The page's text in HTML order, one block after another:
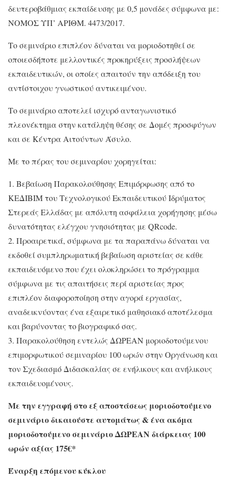
δευτεροβάθμιας εκπαίδευσης με 0,5 μονάδες σύμφωνα με:
NOMOΣ ΥΠ’ ΑΡΙΘΜ. 4473/2017.
Το σεμινάριο επιπλέον δύναται να μοριοδοτηθεί σε
οποιεσδήποτε μελλοντικές προκηρύξεις προσλήψεων
εκπαιδευτικών, οι οποίες απαιτούν την απόδειξη του
αντίστοιχου γνωστικού αντικειμένου.
Το σεμινάριο αποτελεί ισχυρό ανταγωνιστικό
πλεονέκτημα στην κατάληψη θέσης σε Δομές προσφύγων
και σε Κέντρα Αιτούντων Άσυλο.
Με το πέρας του σεμιναρίου χορηγείται:
1. Βεβαίωση Παρακολούθησης Επιμόρφωσης από το
ΚΕΔΙΒΙΜ του Τεχνολογικού Εκπαιδευτικού Ιδρύματος
Στερεάς Ελλάδας με απόλυτη ασφάλεια χορήγησης μέσω
δυνατότητας ελέγχου γνησιότητας με QRcode.
2. Προαιρετικά, σύμφωνα με τα παραπάνω δύναται να
εκδοθεί συμπληρωματική βεβαίωση αριστείας σε κάθε
εκπαιδευόμενο που έχει ολοκληρώσει το πρόγραμμα
σύμφωνα με τις απαιτήσεις περί αριστείας προς
επιπλέον διαφοροποίηση στην αγορά εργασίας,
αναδεικνύοντας ένα εξαιρετικό μαθησιακό αποτέλεσμα
και βαρύνοντας το βιογραφικό σας.
3. Παρακολούθηση εντελώς ΔΩΡΕΑΝ μοριοδοτούμενου
επιμορφωτικού σεμιναρίου 100 ωρών στην Οργάνωση και
τον Σχεδιασμό Διδασκαλίας σε ενήλικους και ανήλικους
εκπαιδευομένους.
Με την εγγραφή στο εξ αποστάσεως μοριοδοτούμενο
σεμινάριο δικαιούστε αυτομάτως & ένα ακόμα
μοριοδοτούμενο σεμινάριο ΔΩΡΕΑΝ διάρκειας 100
ωρών αξίας 175€*
Έναρξη επόμενου κύκλου